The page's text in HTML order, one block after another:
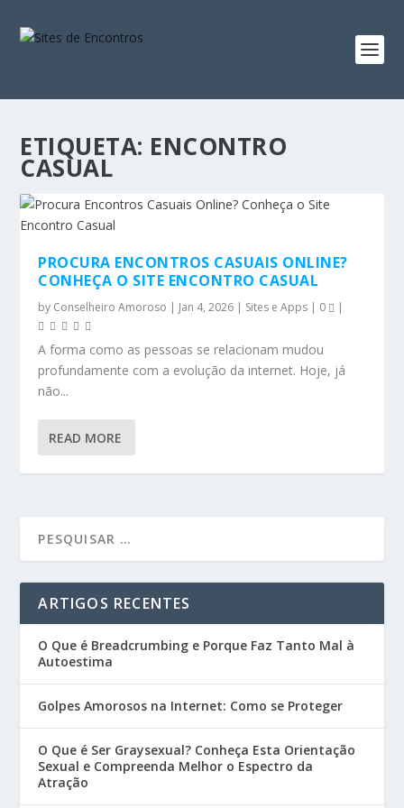
ETIQUETA: ENCONTRO
CASUAL
PROCURA ENCONTROS CASUAIS ONLINE?
CONHEÇA O SITE ENCONTRO CASUAL
by Conselheiro Amoroso | Jan 4, 2026 | Sites e Apps | 0 |
A forma como as pessoas se relacionam mudou
profundamente com a evolução da internet. Hoje, já
não...
READ MORE
ARTIGOS RECENTES
O Que é Breadcrumbing e Porque Faz Tanto Mal à
Autoestima
Golpes Amorosos na Internet: Como se Proteger
O Que é Ser Graysexual? Conheça Esta Orientação
Sexual e Compreenda Melhor o Espectro da
Atração